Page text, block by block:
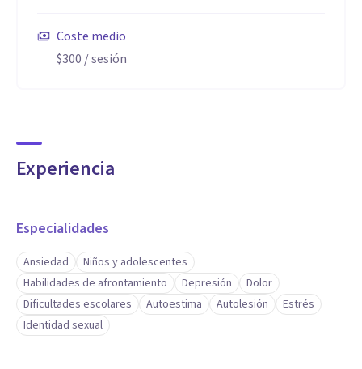
Coste medio
$300 / sesión
Experiencia
Especialidades
Ansiedad
Niños y adolescentes
Habilidades de afrontamiento
Depresión
Dolor
Dificultades escolares
Autoestima Autolesión
Estrés
Identidad sexual